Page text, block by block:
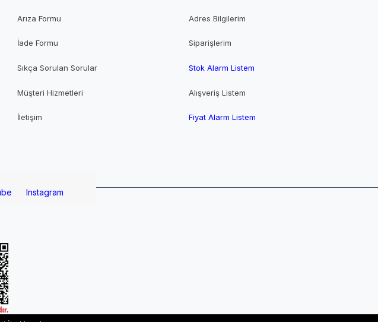
Arıza Formu
İade Formu
Sıkça Sorulan Sorular
Müşteri Hizmetleri
İletişim
Adres Bilgilerim
Siparişlerim
Stok Alarm Listem
Alışveriş Listem
Fiyat Alarm Listem
Instagram